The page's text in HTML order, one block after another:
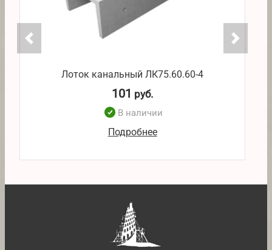
Лоток канальный ЛК75.60.60-4
101 руб.
В наличии
Подробнее